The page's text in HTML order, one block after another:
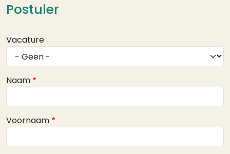
Postuler
Webform
Vacature
Naam
Voornaam